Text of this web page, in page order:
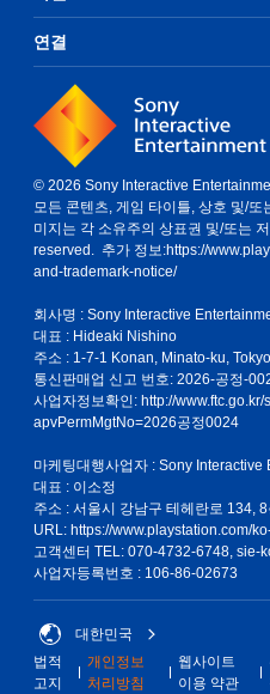
연결
© 2026 Sony Interactive
모든 콘텐츠, 게임 타이틀, 상호 및/
미지는 각 소유주의 상표권 및/또는
reserved. 추가 정보:https://
and-trademark-notice/
회사명 : Sony Interactive
대표 : Hideaki Nishino
주소 : 1-7-1 Konan, Minato-ku,
통신판매업 신고 번호: 2026-공정-
사업자정보확인: http://
apvPermMgtNo=2026공정0024
마케팅대행사업자 : Sony Interactive
대표 : 이소정
주소 : 서울시 강남구 테헤란로 134,
URL: https://www.playstation.com/
고객센터 TEL: 070-4732-6748, sie-
사업자등록번호 : 106-86-02673
대한민국
법적
고지
개인정보
처리방침
웹사이트
이용 약관